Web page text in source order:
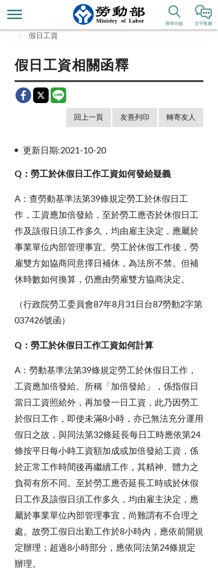
文字客服
搜尋功能
業務專區 勞動條件、就業平等
工資
假日工資
假日工資相關函釋
回上一頁 友善列印 轉寄友人
更新日期:2021-10-20
Q ：勞工於休假日工作工資如何發給疑義
A ：查勞動基準法第39條規定勞工於休假日工
作，工資應加倍發給，至於勞工應否於休假日工
作及該假日須工作多久，均由雇主決定，應屬於
事業單位內部管理事宜。勞工於休假工作後，勞
雇雙方如協商同意擇日補休，為法所不禁。但補
休時數如何換算，仍應由勞雇雙方協商決定。
（行政院勞工委員會87年8月31日台87勞動2字第
037426號函）
Q ：勞工於休假日工作工資如何計算
A ：勞動基準法第39條規定勞工於休假日工作，
工資應加倍發給。所稱「加倍發給」，係指假日
當日工資照給外，再加發一日工資，此乃因勞工
於假日工作，即使未滿8小時，亦已無法充分運用
假日之故，與同法第32條延長每日工時應依第24
條按平日每小時工資額加成或加倍發給工資，係
於正常工作時間後再繼續工作，其精神、體力之
負荷有所不同。至於勞工應否延長工時或於休假
日工作及該假日須工作多久，均由雇主決定，應
屬於事業單位內部管理事宜，尚難謂有不合理之
處。故勞工假日出勤工作於8小時內，應依前開規
定辦理；超過8小時部分，應依同法第24條規定
辦理。